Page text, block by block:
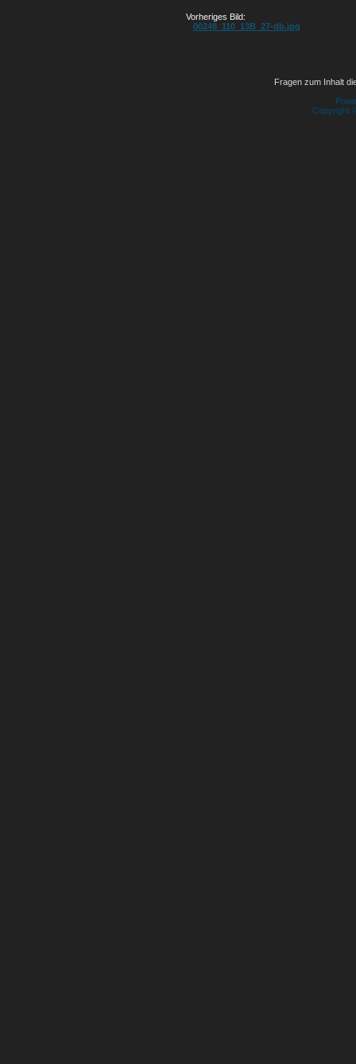
Vorheriges Bild:
00248_110_13B_27-db.jpg
Fragen zum Inhalt
Copyright